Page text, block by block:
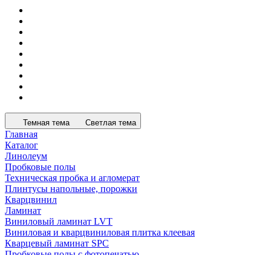
Темная тема Светлая тема
Главная
Каталог
Линолеум
Пробковые полы
Техническая пробка и агломерат
Плинтусы напольные, порожки
Кварцвинил
Ламинат
Виниловый ламинат LVT
Виниловая и кварцвиниловая плитка клеевая
Кварцевый ламинат SPC